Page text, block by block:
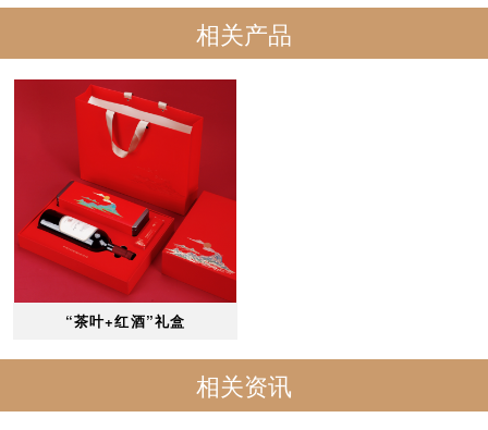
相关产品
“茶叶+红酒”礼盒
相关资讯